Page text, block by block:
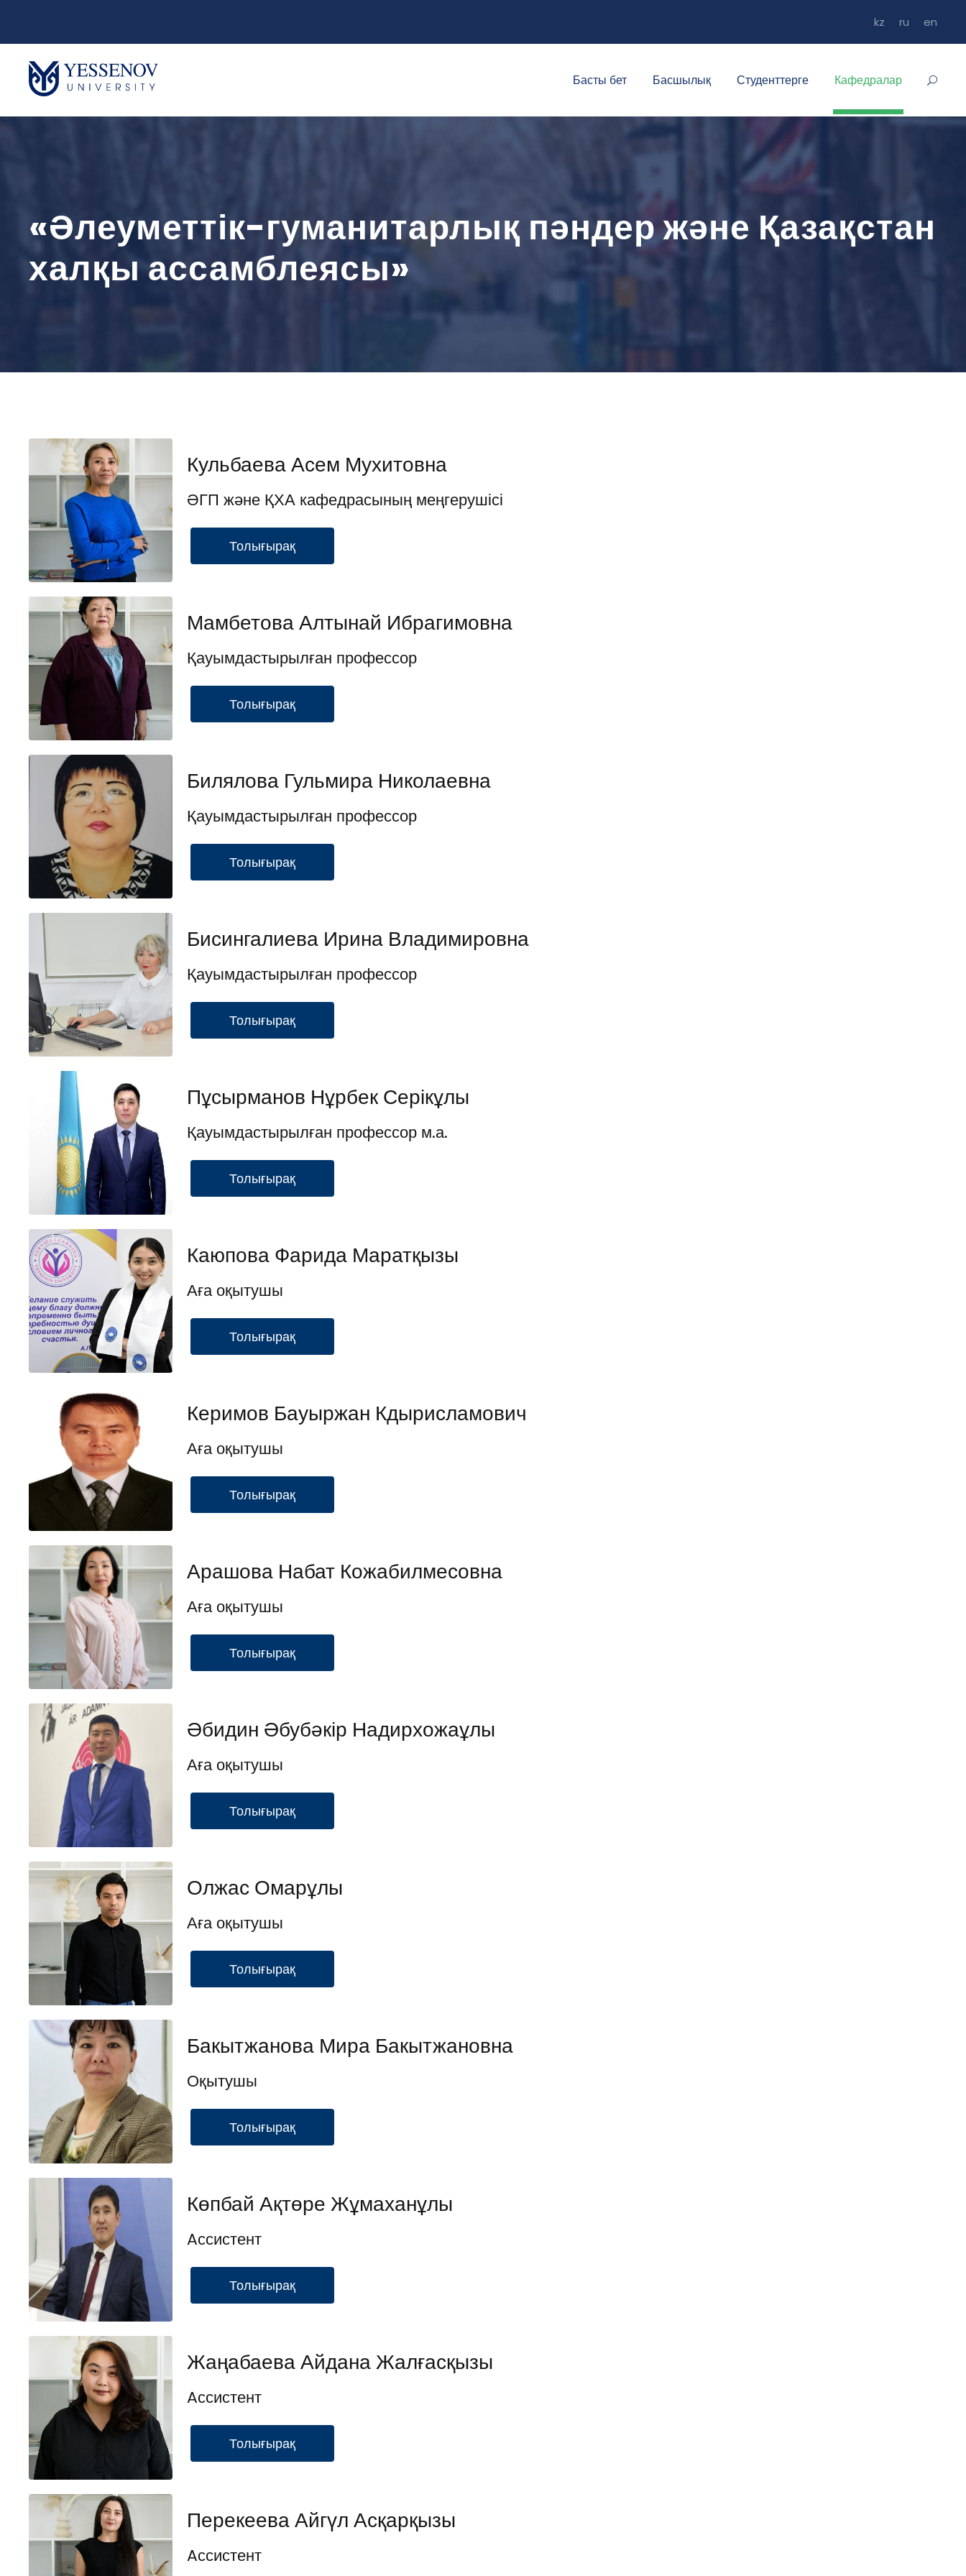
kz ru en
Басты бет Басшылық Студенттерге Кафедралар
«Әлеуметтік-гуманитарлық пәндер және Қазақстан
халқы ассамблеясы»
Кульбаева Асем Мухитовна
ӘГП және ҚХА кафедрасының меңгерушісі
Толығырақ
Мамбетова Алтынай Ибрагимовна
Қауымдастырылған профессор
Толығырақ
Билялова Гульмира Николаевна
Қауымдастырылған профессор
Толығырақ
Бисингалиева Ирина Владимировна
Қауымдастырылған профессор
Толығырақ
Пұсырманов Нұрбек Серікұлы
Қауымдастырылған профессор м.а.
Толығырақ
Каюпова Фарида Маратқызы
Аға оқытушы
Толығырақ
Керимов Бауыржан Кдырисламович
Аға оқытушы
Толығырақ
Арашова Набат Кожабилмесовна
Аға оқытушы
Толығырақ
Әбидин Әбубәкір Надирхожаұлы
Аға оқытушы
Толығырақ
Олжас Омарұлы
Аға оқытушы
Толығырақ
Бакытжанова Мира Бакытжановна
Оқытушы
Толығырақ
Көпбай Ақтөре Жұмаханұлы
Aссистент
Толығырақ
Жаңабаева Айдана Жалғасқызы
Aссистент
Толығырақ
Перекеева Айгүл Асқарқызы
Aссистент